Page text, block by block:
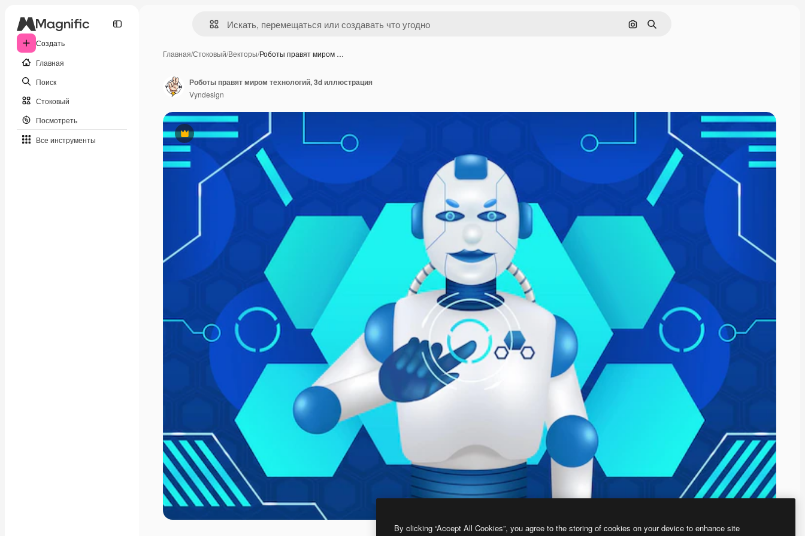
Создать
Главная
Поиск
Стоковый
Посмотреть
Все инструменты
Поиск по изображению
Поиск
Главная/Стоковый/Векторы/Роботы правят миром …
Премиум
Роботы правят миром технологий, 3d иллюстрация
Vyndesign
By clicking “Accept All Cookies”, you agree to the storing of cookies on your device to enhance site